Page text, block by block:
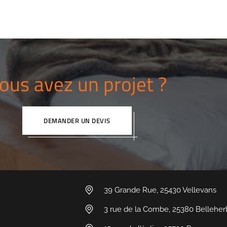
avez un projet ?​
DEMANDER UN DEVIS
39 Grande Rue, 25430 Vellevans
3 rue de la Combe, 25380